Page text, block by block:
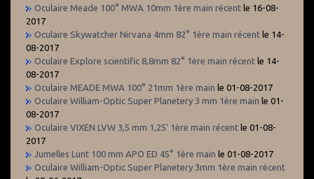
Oculaire Meade 100° MWA 10mm 1ère main récent le 16-08-
2017
Oculaire Skywatcher Nirvana 4mm 82° 1ère main récent le 14-
08-2017
Oculaire Explore scientific 8,8mm 82° 1ère main récent le 14-
08-2017
Oculaire MEADE MWA 100° 21mm 1ère main le 01-08-2017
Oculaire William-Optic Super Planetery 3 mm 1ère main le 01-
08-2017
Oculaire VIXEN LVW 3,5 mm 1,25' 1ère main récent le 01-08-
2017
Jumelles Lunt 100 mm APO ED 45° 1ère main le 01-08-2017
Oculaire William-Optic Super Planetery 3mm 1ère main récent